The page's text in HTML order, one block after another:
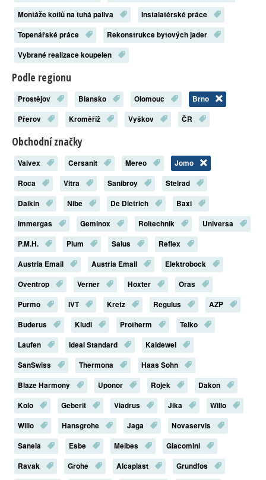
Montáže kotlů na tuhá paliva
Instalatérské práce
Topenářské práce
Rekonstrukce bytových jader
Vybrané realizace koupelen
Podle regionu
Prostějov Blansko Olomouc
Brno
Přerov
Kroměříž Vyškov ČR
Obchodní značky
Valvex Cersanit Mereo
Jomo
Roca
Vitra Sanibroy
Stelrad
Daikin
Nibe De Dietrich
Baxi
Immergas
Geminox Roltechnik
Universa
P.M.H.
Plum Salus
Reflex
Austria Email
Austria Email
Elektrobock
Oventrop
Verner Hoxter
Oras
Purmo
IVT Kretz Regulus
AZP
Buderus
Kludi Protherm
Teiko
Laufen
Ideal Standard
Kaldewei
SanSwiss
Thermona
Haas Sohn
Blaze Harmony
Uponor Rojek
Dakon
Kolo
Geberit Viadrus Jika
Willo
Willo
Hansgrohe Jaga
Novaservis
Sanela
Esbe Meibes
Giacomini
Ravak
Grohe Alcaplast Grundfos